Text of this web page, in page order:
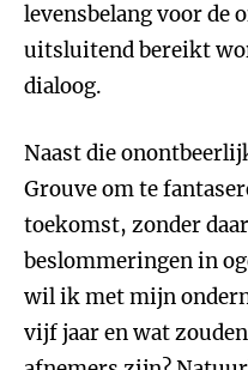
levensbelang voor de
uitsluitend bereikt
dialoog.
Naast die
Grouve om te
toekomst, zonder
beslommeringen in
wil ik met mijn
vijf jaar en wat